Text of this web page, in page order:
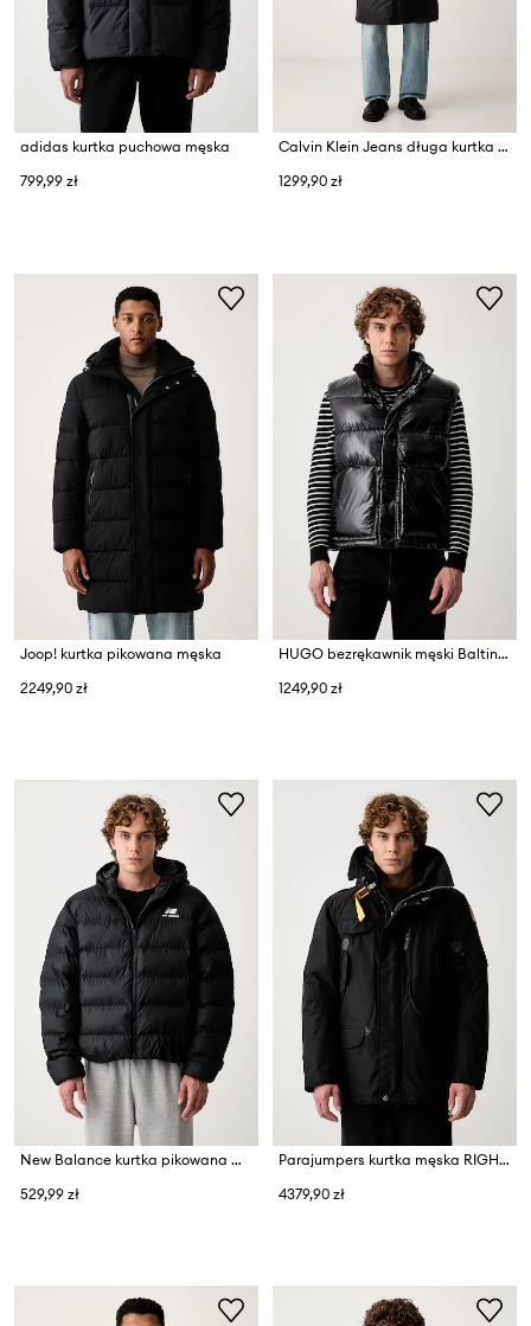
adidas kurtka puchowa męska
799,99 zł
Calvin Klein Jeans długa kurtka męska
1299,90 zł
Joop! kurtka pikowana męska
2249,90 zł
HUGO bezrękawnik męski Baltinos2641
1249,90 zł
New Balance kurtka pikowana męska
529,99 zł
Parajumpers kurtka męska RIGHT HAND
4379,90 zł